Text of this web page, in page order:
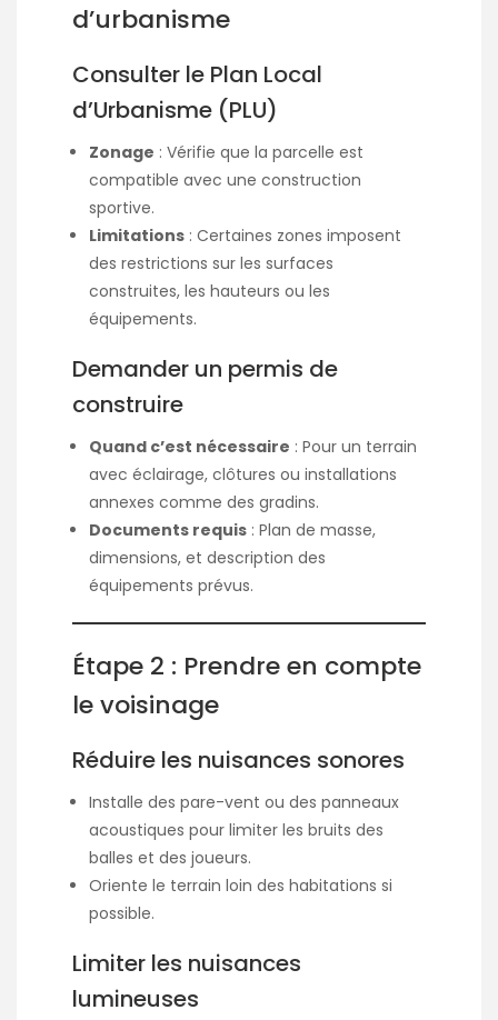
d’urbanisme
Consulter le Plan Local
d’Urbanisme (PLU)
Zonage : Vérifie que la parcelle est
compatible avec une construction
sportive.
Limitations : Certaines zones imposent
des restrictions sur les surfaces
construites, les hauteurs ou les
équipements.
Demander un permis de
construire
Quand c’est nécessaire : Pour un terrain
avec éclairage, clôtures ou installations
annexes comme des gradins.
Documents requis : Plan de masse,
dimensions, et description des
équipements prévus.
Étape 2 : Prendre en compte
le voisinage
Réduire les nuisances sonores
Installe des pare-vent ou des panneaux
acoustiques pour limiter les bruits des
balles et des joueurs.
Oriente le terrain loin des habitations si
possible.
Limiter les nuisances
lumineuses